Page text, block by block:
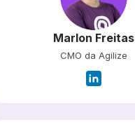
Marlon Freitas
CMO da Agilize